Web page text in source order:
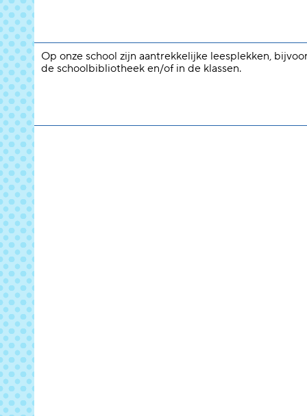
Op onze school zijn aantrekkelijke leesplekken,
de schoolbibliotheek en/of in de klassen.